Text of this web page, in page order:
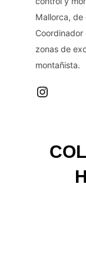
Mallorca, de
zonas de
montañista.
Instagram